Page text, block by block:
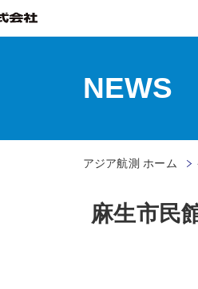
NEWS
アジア航測 ホーム
麻生市民